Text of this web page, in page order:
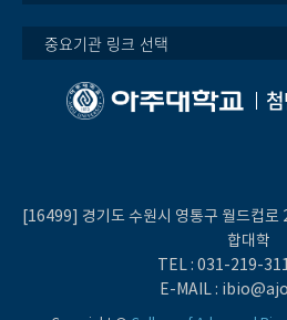
중요기관 링크 선택
[16499] 경기도 수원시 영통구 월드컵로
합대학
TEL : 031-219-
E-MAIL :